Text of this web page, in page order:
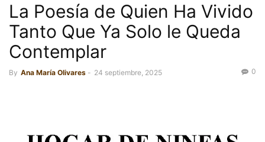
La Poesía de Quien Ha Vivido
Tanto Que Ya Solo le Queda
Contemplar
By Ana María Olivares - 24 septiembre, 2025 0